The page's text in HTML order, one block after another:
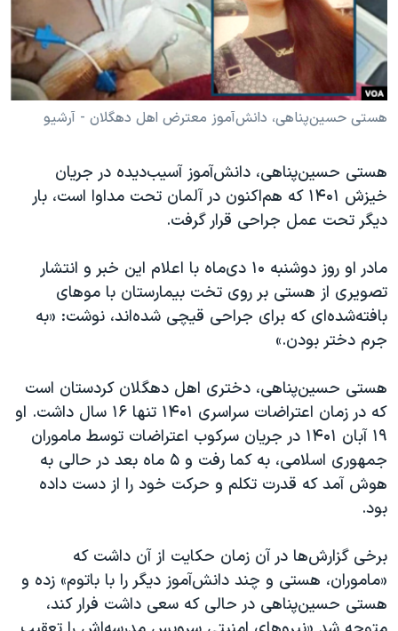
فرهنگ و زندگی
حقوق شهروندی
اقتصادی
علم و فناوری
گالری عکس
آرشیو پخش زنده
مستندها
انتخابات ریاست جمهوری آمریکا ۲۰۲۴
حمله جمهوری اسلامی به اسرائیل
رمز مهسا
اعتراضات زن، زندگی، آزادی
مجموعه مستندهای دادخواهی
دادگاه حمید نوری
چهل سال گروگان‌گیری
قانون شفافیت دارائی کادر رهبری ایران
اسرائیل در جنگ
نرگس محمدی برنده جایزه نوبل صلح
همایش محافظه‌کاران آمریکا «سی‌پک»
صفحه‌های ویژه
دنبال کنید
هستی حسین‌پناهی، دانش‌آموز معترض اهل دهگلان - آرشیو
هستی حسین‌پناهی، دانش‌آموز آسیب‌دیده در جریان
خیزش ۱۴۰۱ که هم‌اکنون در آلمان تحت مداوا است، بار
دیگر تحت عمل جراحی قرار گرفت.
مادر او روز دوشنبه ۱۰ دی‌ماه با اعلام این خبر و انتشار
تصویری از هستی بر روی تخت بیمارستان با موهای
بافته‌شده‌ای که برای جراحی قیچی شده‌اند، نوشت: «به
جرم دختر بودن.»
هستی حسین‌پناهی، دختری اهل دهگلان کردستان است
که در زمان اعتراضات سراسری ۱۴۰۱ تنها ۱۶ سال داشت. او
۱۹ آبان ۱۴۰۱ در جریان سرکوب اعتراضات توسط ماموران
جمهوری اسلامی، به کما رفت و ۵ ماه بعد در حالی به
هوش آمد که قدرت تکلم و حرکت خود را از دست داده
بود.
برخی گزارش‌ها در آن زمان حکایت از آن داشت که
«ماموران، هستی و چند دانش‌آموز دیگر را با باتوم» زده و
هستی حسین‌پناهی در حالی که سعی داشت فرار کند،